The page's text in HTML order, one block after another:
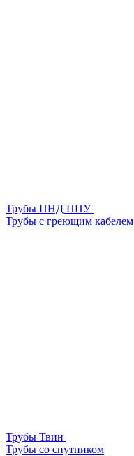
Трубы ПНД ППУ
Трубы с греющим кабелем
Трубы Твин
Трубы со спутником